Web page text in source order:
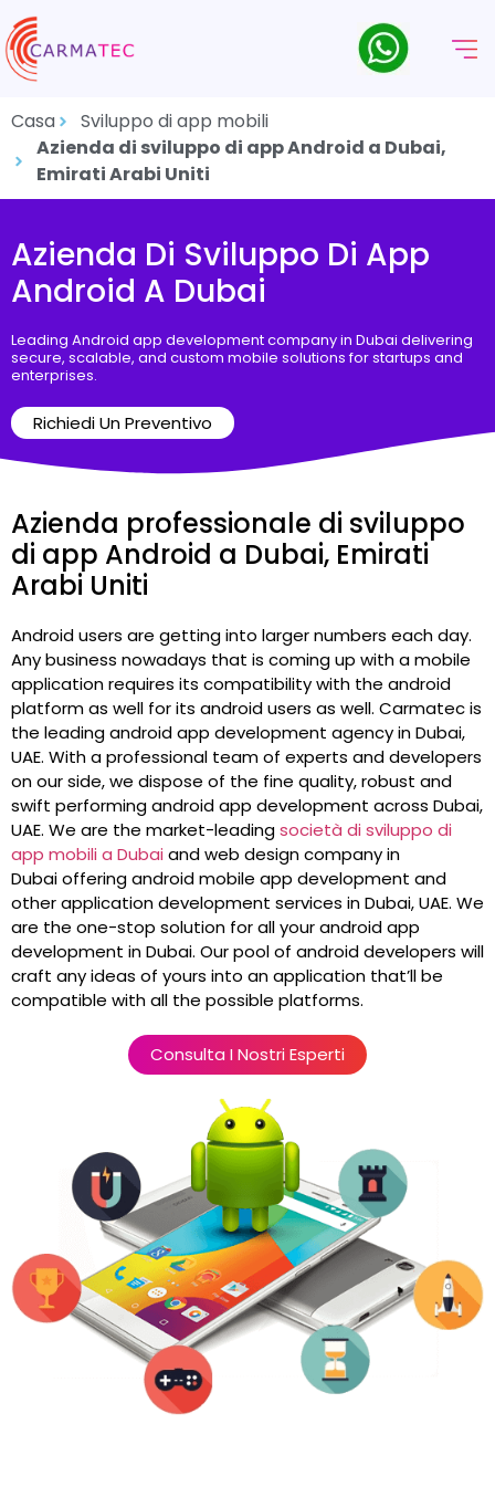
Casa
Sviluppo di app mobili
Azienda di sviluppo di app Android a Dubai,
Emirati Arabi Uniti
Azienda Di Sviluppo Di App
Android A Dubai
Leading Android app development company in Dubai delivering
secure, scalable, and custom mobile solutions for startups and
enterprises.
Richiedi Un Preventivo
Azienda professionale di sviluppo
di app Android a Dubai, Emirati
Arabi Uniti
Android users are getting into larger numbers each day.
Any business nowadays that is coming up with a mobile
application requires its compatibility with the android
platform as well for its android users as well. Carmatec is
the leading android app development agency in Dubai,
UAE. With a professional team of experts and developers
on our side, we dispose of the fine quality, robust and
swift performing android app development across Dubai,
UAE. We are the market-leadingsocietà di sviluppo di
app mobili a Dubai and web design company in
Dubai offering android mobile app development and
other application development services in Dubai, UAE. We
are the one-stop solution for all your android app
development in Dubai. Our pool of android developers will
craft any ideas of yours into an application that’ll be
compatible with all the possible platforms.
Consulta I Nostri Esperti